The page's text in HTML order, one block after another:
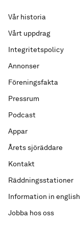
Vår historia
Vårt uppdrag
Integritetspolicy
Annonser
Föreningsfakta
Pressrum
Podcast
Appar
Årets sjöräddare
Kontakt
Räddningsstationer
Information in english
Jobba hos oss